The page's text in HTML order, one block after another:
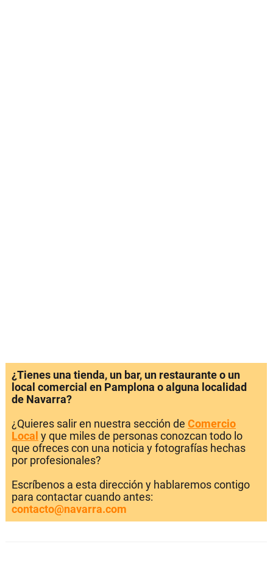
¿Tienes una tienda, un bar, un restaurante o un
local comercial en Pamplona o alguna localidad
de Navarra?
¿Quieres salir en nuestra sección de Comercio
Local y que miles de personas conozcan todo lo
que ofreces con una noticia y fotografías hechas
por profesionales?
Escríbenos a esta dirección y hablaremos contigo
para contactar cuando antes:
contacto@navarra.com